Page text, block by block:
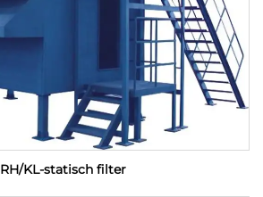
RH/KL-statisch filter